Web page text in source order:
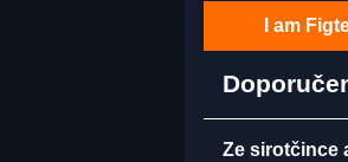
I am
Ze sirotčince